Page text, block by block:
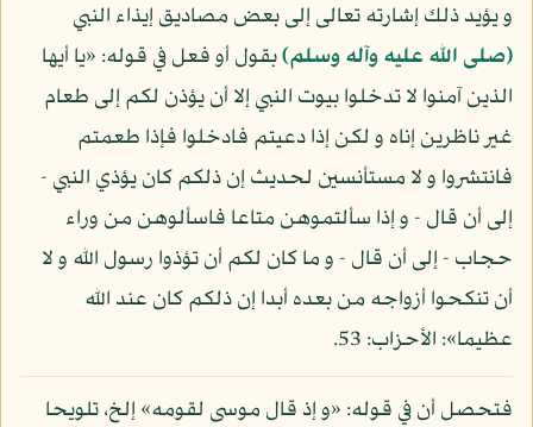
و يؤيد ذلك إشارته تعالى إلى بعض مصاديق إيذاء النبي
(صلى الله عليه وآله وسلم)بقول أو فعل في قوله: «يا أيها
الذين آمنوا لا تدخلوا بيوت النبي إلا أن يؤذن لكم إلى طعام
غير ناظرين إناه و لكن إذا دعيتم فادخلوا فإذا طعمتم
فانتشروا و لا مستأنسين لحديث إن ذلكم كان يؤذي النبي -
إلى أن قال - و إذا سألتموهن متاعا فاسألوهن من وراء
حجاب - إلى أن قال - و ما كان لكم أن تؤذوا رسول الله و لا
أن تنكحوا أزواجه من بعده أبدا إن ذلكم كان عند الله
عظيما»: الأحزاب: 53.
فتحصل أن في قوله: «و إذ قال موسى لقومه» إلخ، تلويحا